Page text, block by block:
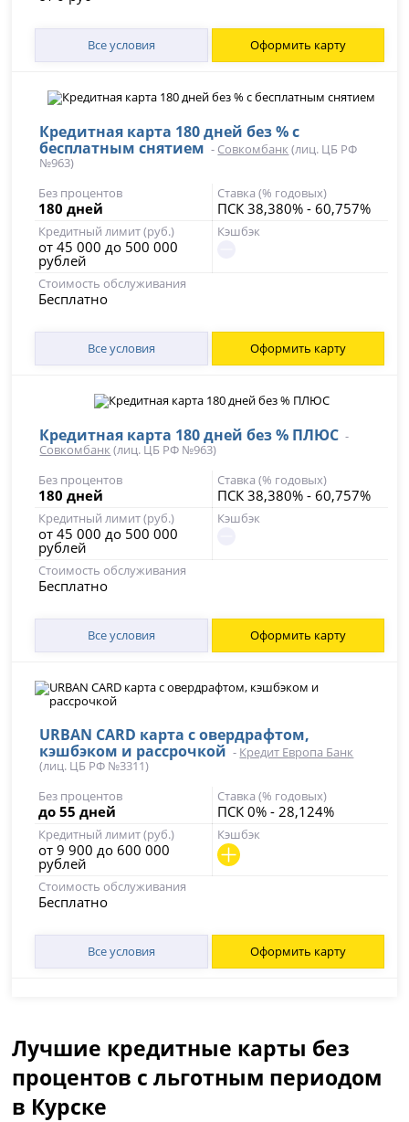
Все условия Оформить карту
Кредитная карта 180 дней без % с
бесплатным снятием - Совкомбанк (лиц. ЦБ РФ
№963)
Без процентов
180 дней
Ставка (% годовых)
ПСК 38,380% - 60,757%
Кредитный лимит (руб.)
от 45 000 до 500 000
рублей
Кэшбэк
Стоимость обслуживания
Бесплатно
Все условия Оформить карту
Кредитная карта 180 дней без % ПЛЮС -
Совкомбанк (лиц. ЦБ РФ №963)
Без процентов
180 дней
Ставка (% годовых)
ПСК 38,380% - 60,757%
Кредитный лимит (руб.)
от 45 000 до 500 000
рублей
Кэшбэк
Стоимость обслуживания
Бесплатно
Все условия Оформить карту
URBAN CARD карта с овердрафтом,
кэшбэком и рассрочкой - Кредит Европа Банк
(лиц. ЦБ РФ №3311)
Без процентов
до 55 дней
Ставка (% годовых)
ПСК 0% - 28,124%
Кредитный лимит (руб.)
от 9 900 до 600 000
рублей
Кэшбэк
Стоимость обслуживания
Бесплатно
Все условия Оформить карту
Лучшие кредитные карты без
процентов с льготным периодом
в Курске